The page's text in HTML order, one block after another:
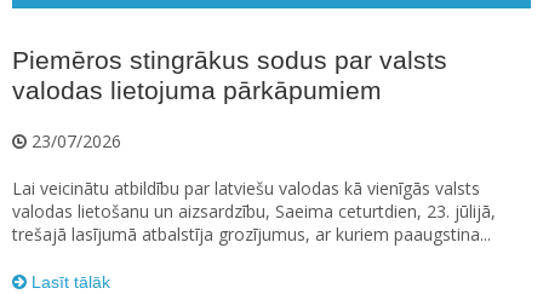
Piemēros stingrākus sodus par valsts
valodas lietojuma pārkāpumiem
23/07/2026
Lai veicinātu atbildību par latviešu valodas kā vienīgās valsts
valodas lietošanu un aizsardzību, Saeima ceturtdien, 23. jūlijā,
trešajā lasījumā atbalstīja grozījumus, ar kuriem paaugstina...
Lasīt tālāk